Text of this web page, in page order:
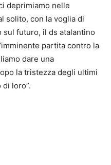
deprimiamo nelle
solito, con la voglia di
sul futuro, il ds atalantino
partita contro la
dare una
la tristezza degli ultimi
loro”.